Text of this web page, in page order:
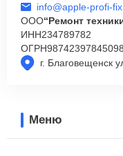
г. Благовещенск
info@apple-profi-
ООО“Ремонт
ИНН234789782
ОГРН98742397845098
Меню